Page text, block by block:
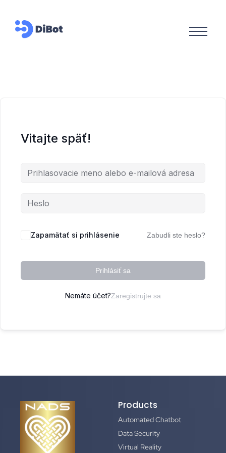
Vitajte späť!
Zapamätať si prihlásenie Zabudli ste heslo?
Prihlásiť sa
Nemáte účet?Zaregistrujte sa
Products
Automated Chatbot
Data Security
Virtual Reality